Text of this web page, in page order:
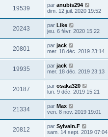
19539 par anubis294
dim. 12 juil. 2020 19:52
20243 par Like
jeu. 6 févr. 2020 15:22
20801 par jack
mer. 18 déc. 2019 23:14
19935 par jack
mer. 18 déc. 2019 23:13
20187 par osaka320
lun. 9 déc. 2019 15:21
21334 par Max
ven. 8 nov. 2019 19:01
20812 par Sylvain.F
sam. 14 sept. 2019 07:04